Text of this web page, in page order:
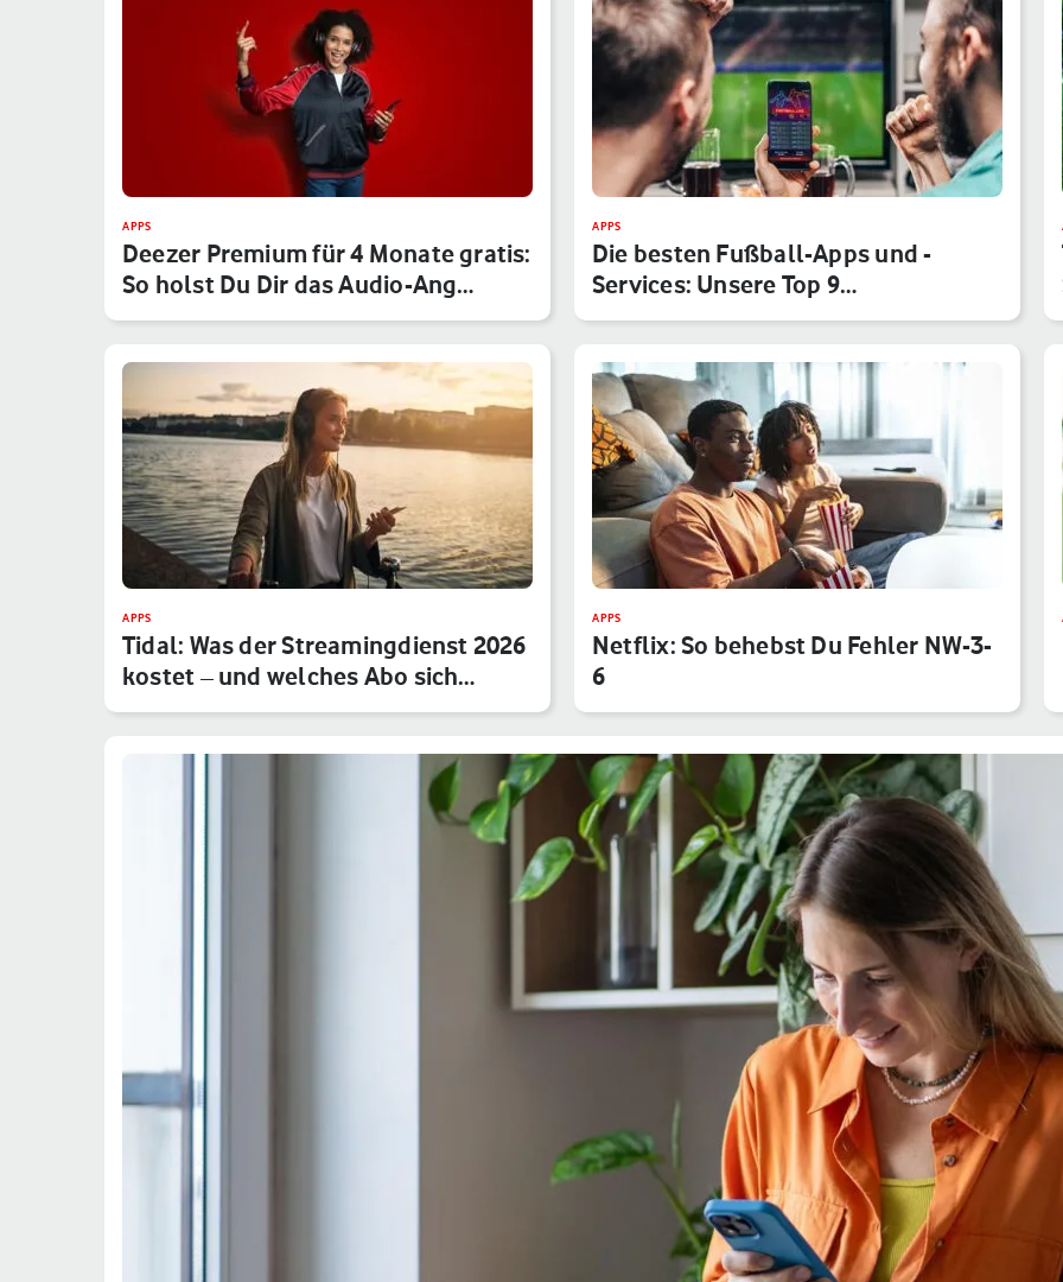
APPS
Deezer Premium für 4 Monate gratis:
So holst Du Dir das Audio-Ang…
APPS
Die besten Fußball-Apps und -
Services: Unsere Top 9
Anwendungen f…
APPS
Tidal: Was der Streamingdienst 2026
kostet – und welches Abo sich…
APPS
Netflix: So behebst Du Fehler NW-3-
6